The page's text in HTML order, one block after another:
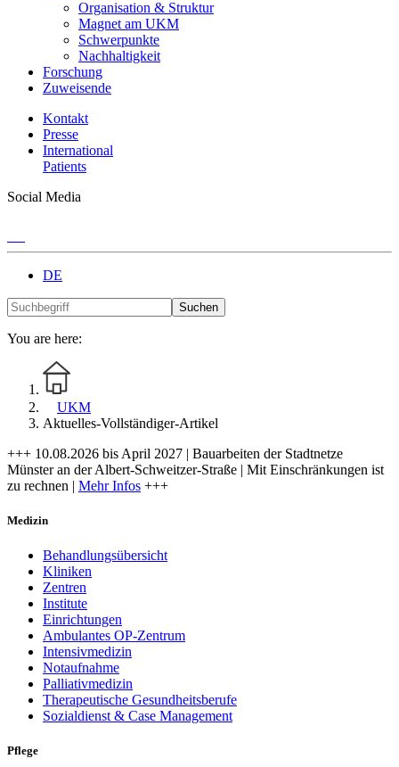
Organisation & Struktur
Magnet am UKM
Schwerpunkte
Nachhaltigkeit
Forschung
Zuweisende
Kontakt
Presse
International
Patients
Social Media
DE
Suchen
You are here:
UKM
Aktuelles-Vollständiger-Artikel
+++ 10.08.2026 bis April 2027 | Bauarbeiten der Stadtnetze
Münster an der Albert-Schweitzer-Straße | Mit Einschränkungen ist
zu rechnen | Mehr Infos +++
Medizin
Behandlungsübersicht
Kliniken
Zentren
Institute
Einrichtungen
Ambulantes OP-Zentrum
Intensivmedizin
Notaufnahme
Palliativmedizin
Therapeutische Gesundheitsberufe
Sozialdienst & Case Management
Pflege